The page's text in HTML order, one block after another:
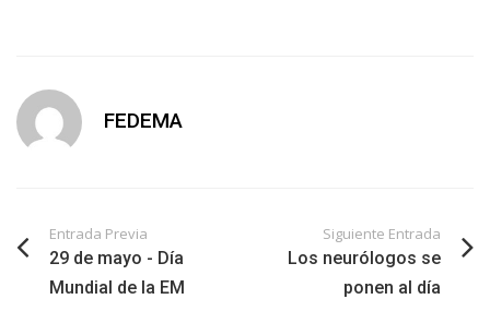
FEDEMA
Entrada Previa
29 de mayo - Día
Mundial de la EM
Siguiente Entrada
Los neurólogos se
ponen al día